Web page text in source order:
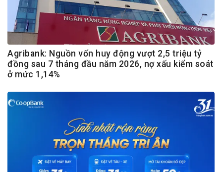
Agribank: Nguồn vốn huy động vượt 2,5 triệu tỷ
đồng sau 7 tháng đầu năm 2026, nợ xấu kiểm soát
ở mức 1,14%